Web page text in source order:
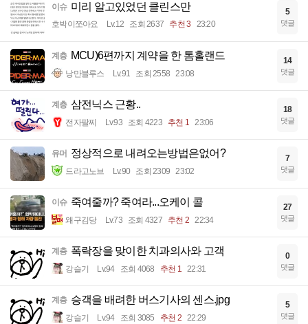
이슈 미리 알고있었던 클린스만
호박이쪼아요 Lv.12 조회 2637 추천 3 23:20
5
댓글
계층 MCU)6편까지 계약을 한 톰홀랜드
낭만블루스 Lv.91 조회 2558 23:08
14
댓글
계층 삼전닉스 근황..
전자팔찌 Lv.93 조회 4223 추천 1 23:06
18
댓글
유머 정상적으로 내려오는방법은없어?
드라고노브 Lv.90 조회 2309 23:02
7
댓글
이슈 죽여줄까? 죽여라...오케이 콜
왜구김당 Lv.73 조회 4327 추천 2 22:34
27
댓글
계층 폭락장을 맞이한 치과의사와 고객
강슬기 Lv.94 조회 4068 추천 1 22:31
0
댓글
계층 승객을 배려한 버스기사의 센스.jpg
강슬기 Lv.94 조회 3085 추천 2 22:29
5
댓글